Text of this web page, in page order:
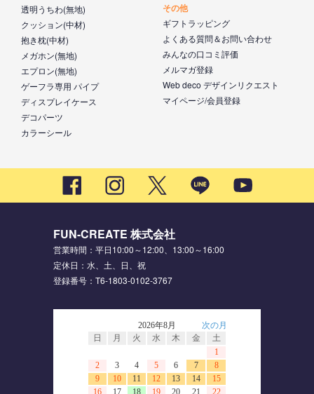
透明うちわ(無地)
クッション(中材)
抱き枕(中材)
メガホン(無地)
エプロン(無地)
ゲーフラ専用 パイプ
ディスプレイケース
デコパーツ
カラーシール
その他
ギフトラッピング
よくある質問＆お問い合わせ
みんなの口コミ評価
メルマガ登録
Web deco デザインリクエスト
マイページ/会員登録
FUN-CREATE 株式会社
営業時間：平日10:00～12:00、13:00～16:00
定休日：水、土、日、祝
登録番号：T6-1803-0102-3767